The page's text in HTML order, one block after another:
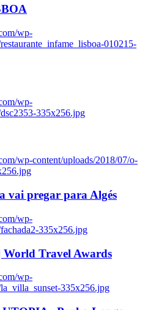
wp-
010215-
wp-
335x256.jpg
wp-content/uploads/2018/07/o-
vai pregar para Algés
wp-
335x256.jpg
World Travel Awards
wp-
335x256.jpg